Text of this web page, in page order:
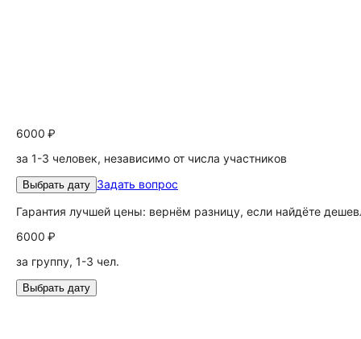
6000 ₽
за 1-3 человек, независимо от числа участников
Выбрать дату Задать вопрос
Гарантия лучшей цены: вернём разницу, если найдёте
6000 ₽
за группу, 1-3 чел.
Выбрать дату